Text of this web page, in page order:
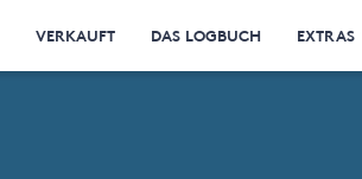
VERKAUFT DAS LOGBUCH EXTRAS